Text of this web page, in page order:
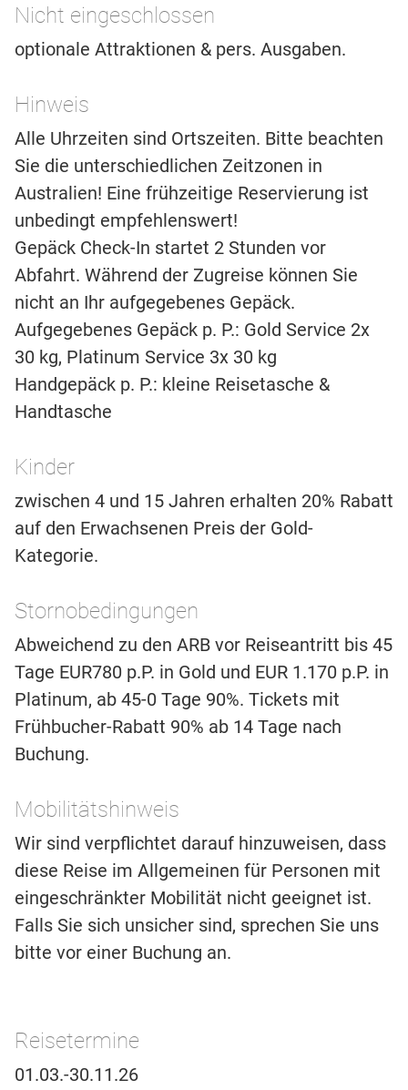
Nicht eingeschlossen
optionale Attraktionen & pers. Ausgaben.
Hinweis
Alle Uhrzeiten sind Ortszeiten. Bitte beachten
Sie die unterschiedlichen Zeitzonen in
Australien! Eine frühzeitige Reservierung ist
unbedingt empfehlenswert!
Gepäck Check-In startet 2 Stunden vor
Abfahrt. Während der Zugreise können Sie
nicht an Ihr aufgegebenes Gepäck.
Aufgegebenes Gepäck p. P.: Gold Service 2x
30 kg, Platinum Service 3x 30 kg
Handgepäck p. P.: kleine Reisetasche &
Handtasche
Kinder
zwischen 4 und 15 Jahren erhalten 20% Rabatt
auf den Erwachsenen Preis der Gold-
Kategorie.
Stornobedingungen
Abweichend zu den ARB vor Reiseantritt bis 45
Tage EUR780 p.P. in Gold und EUR 1.170 p.P. in
Platinum, ab 45-0 Tage 90%. Tickets mit
Frühbucher-Rabatt 90% ab 14 Tage nach
Buchung.
Mobilitätshinweis
Wir sind verpflichtet darauf hinzuweisen, dass
diese Reise im Allgemeinen für Personen mit
eingeschränkter Mobilität nicht geeignet ist.
Falls Sie sich unsicher sind, sprechen Sie uns
bitte vor einer Buchung an.
Reisetermine
01.03.-30.11.26